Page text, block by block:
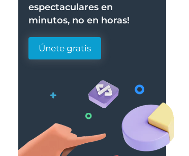
espectaculares en
minutos, no en horas!
Únete gratis